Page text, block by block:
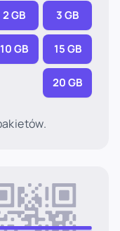
2 GB 3 GB
10 GB 15 GB
20 GB